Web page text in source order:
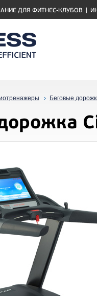
ДЛЯ ФИТНЕС-КЛУБОВ
Беговые